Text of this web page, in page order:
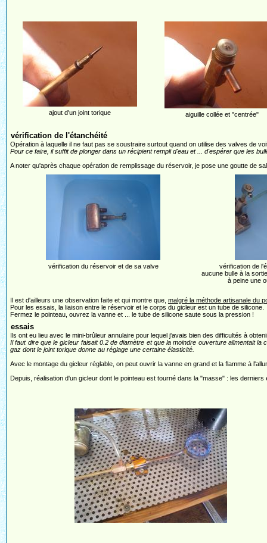
ajout d'un joint torique aiguille collée et "centrée"
vérification de l'étanchéité
Opération à laquelle il ne faut pas se soustraire surtout quand on utilise des valves de
Pour ce faire, il suffit de plonger dans un récipient rempli d'eau et ... d'espérer que les
A noter qu'après chaque opération de remplissage du réservoir, je pose une goutte de
vérification du réservoir et de sa valve
vérification de
aucune bulle à la
à peine une
Il est d'ailleurs une observation faite et qui montre que, malgré la méthode artisanale du
Pour les essais, la liaison entre le réservoir et le corps du gicleur est un tube de silicone.
Fermez le pointeau, ouvrez la vanne et ... le tube de silicone saute sous la pression !
essais
Ils ont eu lieu avec le mini-brûleur annulaire pour lequel j'avais bien des difficultés à
Il faut dire que le gicleur faisait 0.2 de diamètre et que la moindre ouverture alimentait
gaz dont le joint torique donne au réglage une certaine élasticité.
Avec le montage du gicleur réglable, on peut ouvrir la vanne en grand et la flamme à
Depuis, réalisation d'un gicleur dont le pointeau est tourné dans la "masse" : les